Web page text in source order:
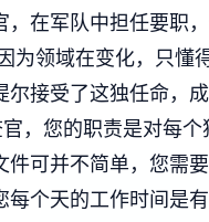
在军队中担任要职
为领域在变化，只
接受了这独任命，
，您的职责是对每
可并不简单，您需
个天的工作时间是